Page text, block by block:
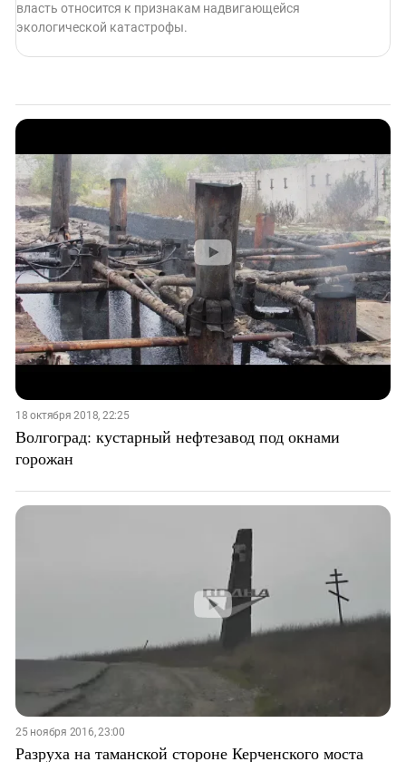
власть относится к признакам надвигающейся
экологической катастрофы.
18 октября 2018, 22:25
Волгоград: кустарный нефтезавод под окнами
горожан
25 ноября 2016, 23:00
Разруха на таманской стороне Керченского моста